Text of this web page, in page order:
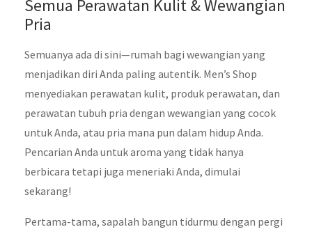
Semua Perawatan Kulit & Wewangian
Pria
Semuanya ada di sini—rumah bagi wewangian yang
menjadikan diri Anda paling autentik. Men’s Shop
menyediakan perawatan kulit, produk perawatan, dan
perawatan tubuh pria dengan wewangian yang cocok
untuk Anda, atau pria mana pun dalam hidup Anda.
Pencarian Anda untuk aroma yang tidak hanya
berbicara tetapi juga meneriaki Anda, dimulai
sekarang!
Pertama-tama, sapalah bangun tidurmu dengan pergi